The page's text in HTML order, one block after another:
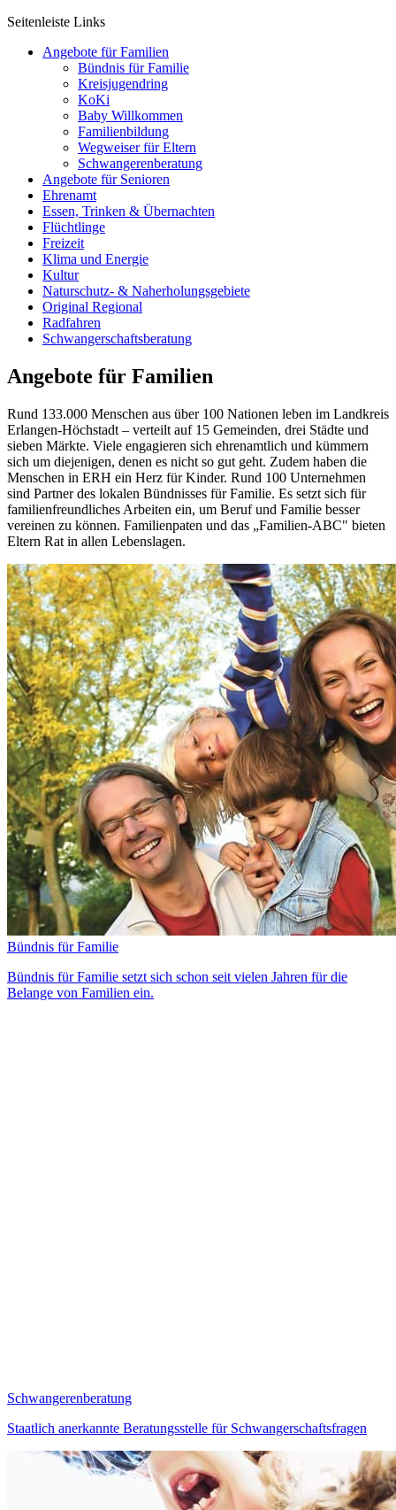
Seitenleiste Links
Angebote für Familien
Bündnis für Familie
Kreisjugendring
KoKi
Baby Willkommen
Familienbildung
Wegweiser für Eltern
Schwangerenberatung
Angebote für Senioren
Ehrenamt
Essen, Trinken & Übernachten
Flüchtlinge
Freizeit
Klima und Energie
Kultur
Naturschutz- & Naherholungsgebiete
Original Regional
Radfahren
Schwangerschaftsberatung
Angebote für Familien
Rund 133.000 Menschen aus über 100 Nationen leben im Landkreis
Erlangen-Höchstadt – verteilt auf 15 Gemeinden, drei Städte und
sieben Märkte. Viele engagieren sich ehrenamtlich und kümmern
sich um diejenigen, denen es nicht so gut geht. Zudem haben die
Menschen in ERH ein Herz für Kinder. Rund 100 Unternehmen
sind Partner des lokalen Bündnisses für Familie. Es setzt sich für
familienfreundliches Arbeiten ein, um Beruf und Familie besser
vereinen zu können. Familienpaten und das „Familien-ABC" bieten
Eltern Rat in allen Lebenslagen.
Bündnis für Familie
Bündnis für Familie setzt sich schon seit vielen Jahren für die
Belange von Familien ein.
Schwangerenberatung
Staatlich anerkannte Beratungsstelle für Schwangerschaftsfragen